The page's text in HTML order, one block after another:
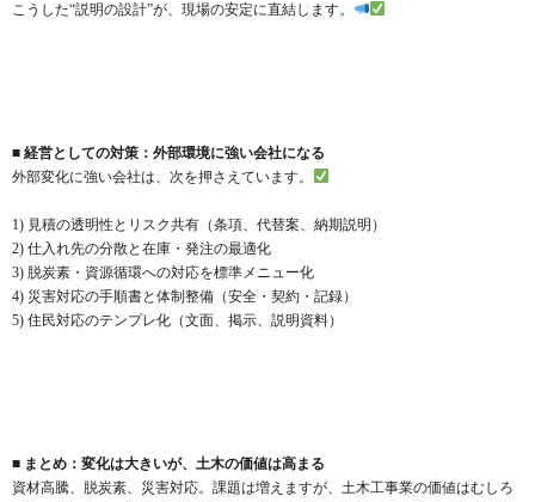
こうした“説明の設計”が、現場の安定に直結します。
■ 経営としての対策：外部環境に強い会社になる
外部変化に強い会社は、次を押さえています。
1) 見積の透明性とリスク共有（条項、代替案、納期説明）
2) 仕入れ先の分散と在庫・発注の最適化
3) 脱炭素・資源循環への対応を標準メニュー化
4) 災害対応の手順書と体制整備（安全・契約・記録）
5) 住民対応のテンプレ化（文面、掲示、説明資料）
■ まとめ：変化は大きいが、土木の価値は高まる
資材高騰、脱炭素、災害対応。課題は増えますが、土木工事業の価値はむしろ